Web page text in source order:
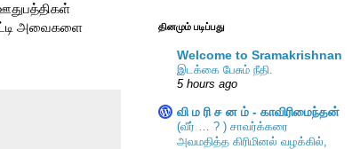
அவைகளை
தினமும் படிப்பது
Welcome to Sramakrishnan
இடக்கை பேசும் நீதி.
5 hours ago
வி ம ரி ச ன ம் - காவிரிமைந்தன்
(வீர் … ? ) சாவர்க்கரை
அவமதித்த கிரிமினல் வழக்கில்,